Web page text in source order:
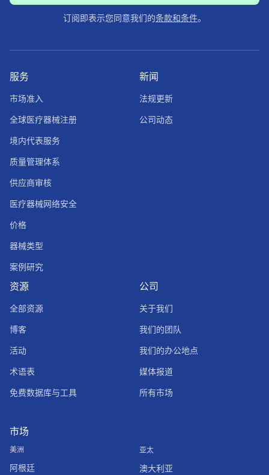
订阅即表示您同意我们的条款和条件。
新闻
法规更新
公司动态
服务
市场准入
全球医疗器械注册
境内代表服务
质量管理体系
供应商审核
医疗器械网络安全
价格
器械类型
案例研究
资源
全部资源
博客
活动
术语表
免费数据库与工具
公司
关于我们
我们的团队
我们的办公地点
媒体报道
所有市场
市场
美洲
阿根廷
亚太
澳大利亚